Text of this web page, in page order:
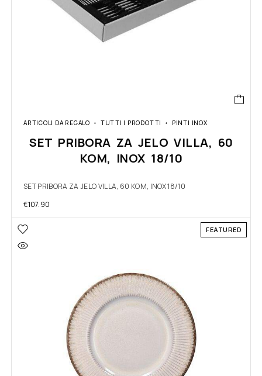
ARTICOLI DA REGALO TUTTI I PRODOTTI PINTI INOX
SET PRIBORA ZA JELO VILLA, 60
KOM, INOX 18/10
SET PRIBORA ZA JELO VILLA, 60 KOM, INOX 18/10
€107.90
FEATURED